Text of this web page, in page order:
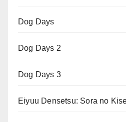
Dog Days
Dog Days 2
Dog Days 3
Eiyuu Densetsu: Sora no